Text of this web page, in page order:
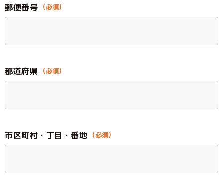
イ
ズ
お
せ
郵便番号
都道府県
市区町村・丁目・番地